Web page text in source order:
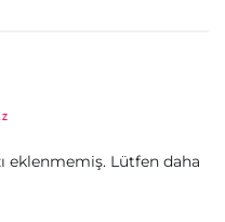
eklenmemiş. Lütfen daha